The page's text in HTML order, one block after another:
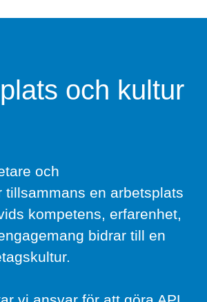
och kultur
och
tillsammans en arbetsplats
kompetens, erfarenhet,
bidrar till en